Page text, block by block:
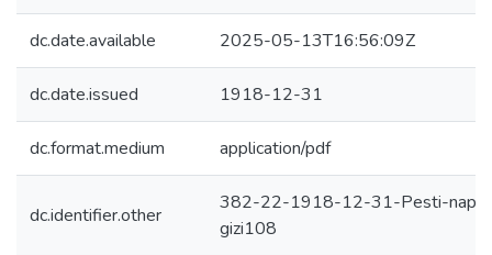
dc.date.available 2025-05-13T16:56:09Z
dc.date.issued 1918-12-31
dc.format.medium application/pdf
dc.identifier.other
382-22-1918-12-31-Pesti-
gizi108